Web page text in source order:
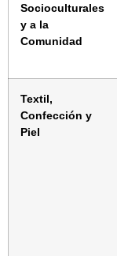
Socioculturales
y a la
Comunidad
Textil,
Confección y
Piel